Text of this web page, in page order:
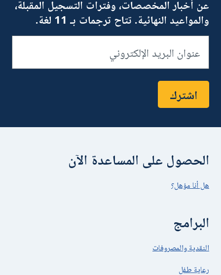
عن أخبار المخصصات، وفترات التسجيل المقبلة،
والمواعيد النهائية. تتاح ترجمات بـ 11 لغة.
اشترك
الحصول على المساعدة الآن
هل أنا مؤهل؟
البرامج
النقدية والمصروفات
رعاية طفل